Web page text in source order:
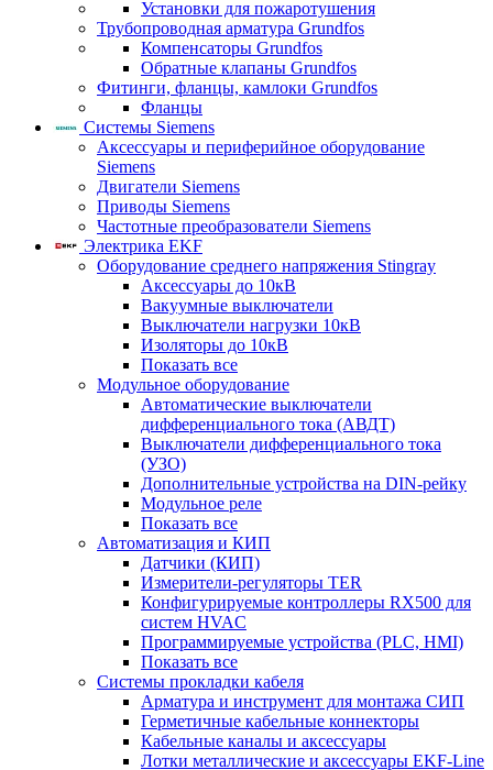
Установки для пожаротушения
Трубопроводная арматура Grundfos
Компенсаторы Grundfos
Обратные клапаны Grundfos
Фитинги, фланцы, камлоки Grundfos
Фланцы
Системы Siemens
Аксессуары и периферийное оборудование
Siemens
Двигатели Siemens
Приводы Siemens
Частотные преобразователи Siemens
Электрика EKF
Оборудование среднего напряжения Stingray
Аксессуары до 10кВ
Вакуумные выключатели
Выключатели нагрузки 10кВ
Изоляторы до 10кВ
Показать все
Модульное оборудование
Автоматические выключатели
дифференциального тока (АВДТ)
Выключатели дифференциального тока
(УЗО)
Дополнительные устройства на DIN-рейку
Модульное реле
Показать все
Автоматизация и КИП
Датчики (КИП)
Измерители-регуляторы TER
Конфигурируемые контроллеры RX500 для
систем HVAC
Программируемые устройства (PLC, HMI)
Показать все
Системы прокладки кабеля
Арматура и инструмент для монтажа СИП
Герметичные кабельные коннекторы
Кабельные каналы и аксессуары
Лотки металлические и аксессуары EKF-Line